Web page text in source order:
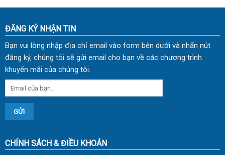
ĐĂNG KÝ NHẬN TIN
Bạn vui lòng nhập địa chỉ email vào form bên dưới và nhấn nút
đăng ký, chúng tôi sẽ gửi email cho bạn về các chương trình
khuyến mãi của chúng tôi.
CHÍNH SÁCH & ĐIỀU KHOẢN